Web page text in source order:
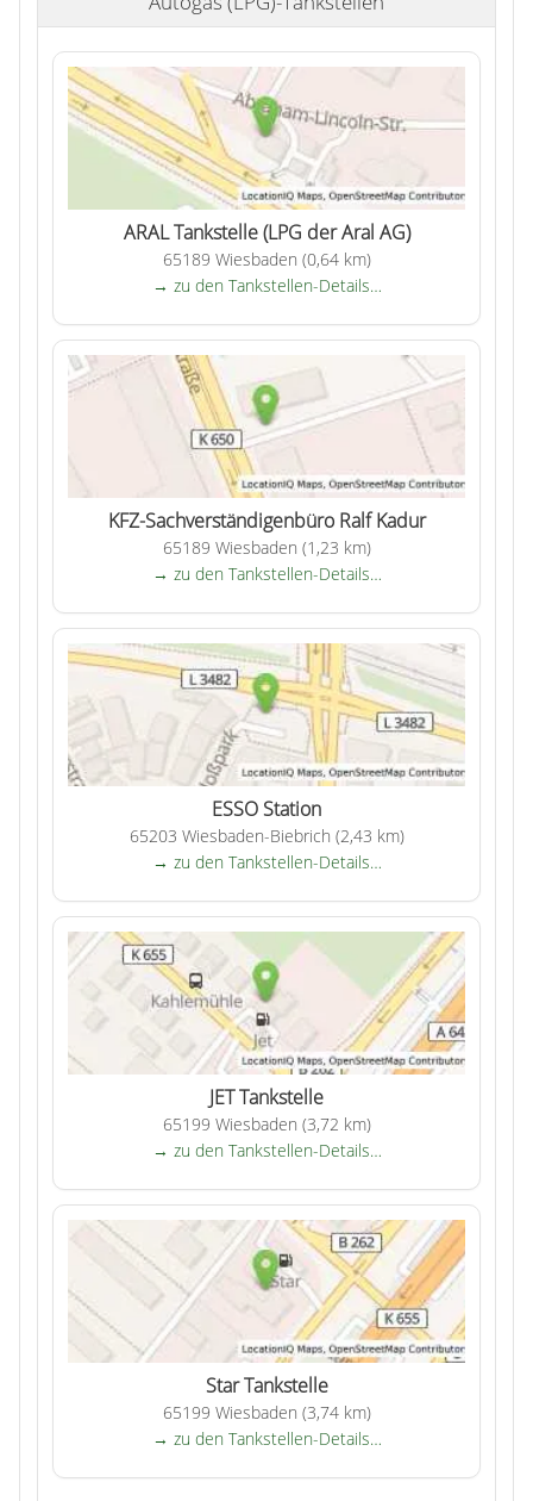
ARAL Tankstelle (LPG der Aral AG)
65189 Wiesbaden (0,64 km)
→ zu den Tankstellen-Details…
KFZ-Sachverständigenbüro Ralf Kadur
65189 Wiesbaden (1,23 km)
→ zu den Tankstellen-Details…
ESSO Station
65203 Wiesbaden-Biebrich (2,43 km)
→ zu den Tankstellen-Details…
JET Tankstelle
65199 Wiesbaden (3,72 km)
→ zu den Tankstellen-Details…
Star Tankstelle
65199 Wiesbaden (3,74 km)
→ zu den Tankstellen-Details…